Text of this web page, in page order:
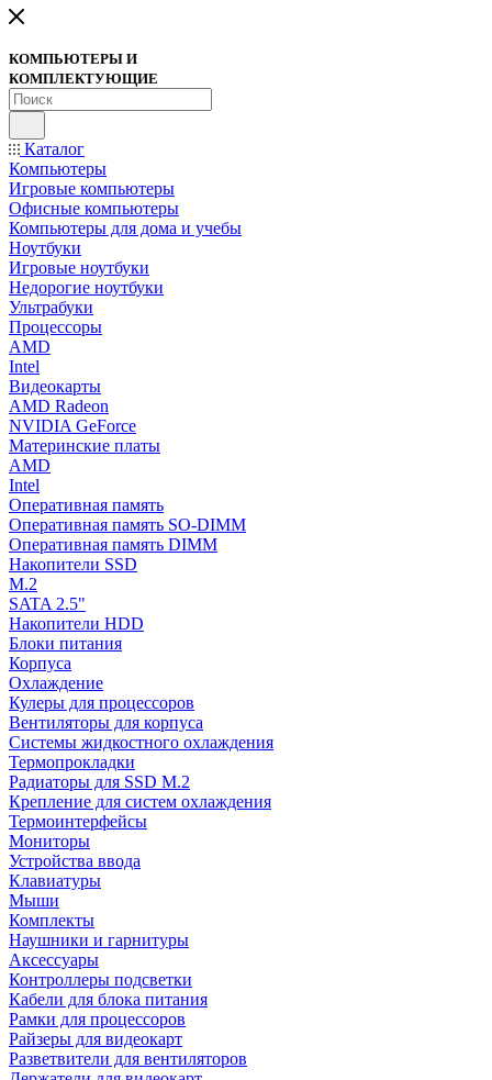
КОМПЬЮТЕРЫ И
КОМПЛЕКТУЮЩИЕ
Каталог
Компьютеры
Игровые компьютеры
Офисные компьютеры
Компьютеры для дома и учебы
Ноутбуки
Игровые ноутбуки
Недорогие ноутбуки
Ультрабуки
Процессоры
AMD
Intel
Видеокарты
AMD Radeon
NVIDIA GeForce
Материнские платы
AMD
Intel
Оперативная память
Оперативная память SO-DIMM
Оперативная память DIMM
Накопители SSD
M.2
SATA 2.5"
Накопители HDD
Блоки питания
Корпуса
Охлаждение
Кулеры для процессоров
Вентиляторы для корпуса
Системы жидкостного охлаждения
Термопрокладки
Радиаторы для SSD M.2
Крепление для систем охлаждения
Термоинтерфейсы
Мониторы
Устройства ввода
Клавиатуры
Мыши
Комплекты
Наушники и гарнитуры
Аксессуары
Контроллеры подсветки
Кабели для блока питания
Рамки для процессоров
Райзеры для видеокарт
Разветвители для вентиляторов